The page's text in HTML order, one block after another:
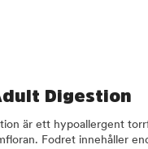
Digestion
är ett hypoallergent
Fodret innehåller